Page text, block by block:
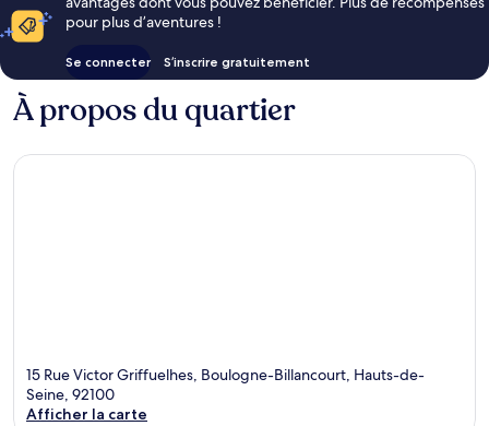
pour plus d’aventures !
Se connecter S’inscrire gratuitement
À propos du quartier
15 Rue Victor Griffuelhes, Boulogne-Billancourt, Hauts-de-
Seine, 92100
Afficher la carte